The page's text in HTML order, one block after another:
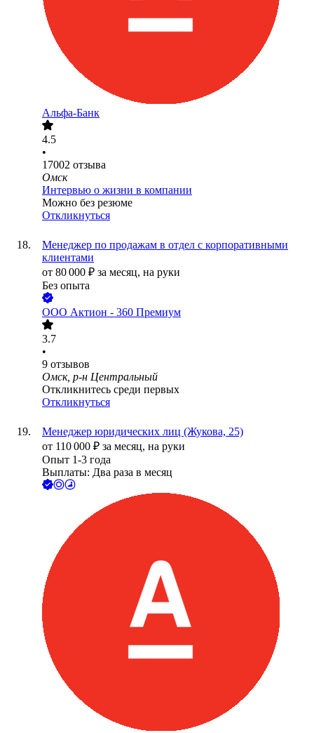
Альфа-Банк
4.5
•
17002 отзыва
Омск
Интервью о жизни в компании
Можно без резюме
Откликнуться
Менеджер по продажам в отдел с корпоративными
клиентами
от 80 000 ₽ за месяц, на руки
Без опыта
ООО Актион - 360 Премиум
3.7
•
9 отзывов
Омск, р-н Центральный
Откликнитесь среди первых
Откликнуться
Менеджер юридических лиц (Жукова, 25)
от 110 000 ₽ за месяц, на руки
Опыт 1-3 года
Выплаты: Два раза в месяц